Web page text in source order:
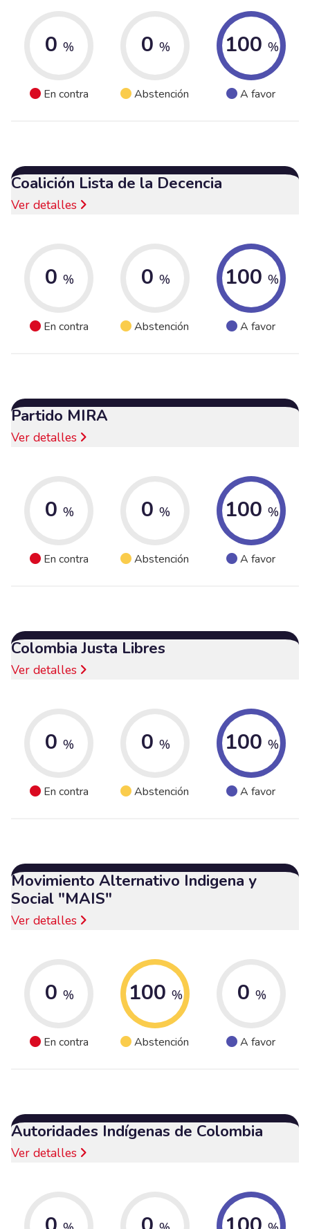
0 %
En contra
0 %
Abstención
100 %
A favor
Coalición Lista de la Decencia
Ver detalles
0 %
En contra
0 %
Abstención
100 %
A favor
Partido MIRA
Ver detalles
0 %
En contra
0 %
Abstención
100 %
A favor
Colombia Justa Libres
Ver detalles
0 %
En contra
0 %
Abstención
100 %
A favor
Movimiento Alternativo Indigena y
Social "MAIS"
Ver detalles
0 %
En contra
100 %
Abstención
0 %
A favor
Autoridades Indígenas de Colombia
Ver detalles